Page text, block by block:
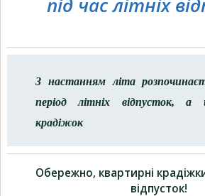
З настанням літа
період літніх відпусток, а
крадіжок
Обережно, квартирні крадіжки
відпусток!